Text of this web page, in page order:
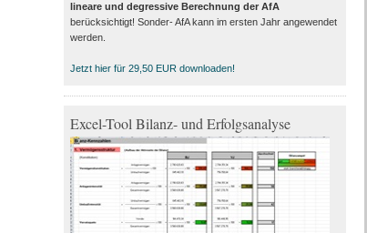
lineare und degressive Berechnung der AfA
berücksichtigt! Sonder- AfA kann im ersten Jahr angewendet
werden.
Jetzt hier für 29,50 EUR downloaden!
Excel-Tool Bilanz- und Erfolgsanalyse